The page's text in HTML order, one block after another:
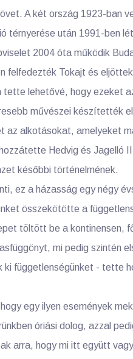
A két ország 1923-ban
térnyerése után 1991-ben
2004 óta működik
felfedezték Tokajt és
tette lehetővé, hogy ezeket
művészei készítették
az alkotásokat, amelyeket
Hedvig és Jagelló
későbbi történelmének.
ez a házasság egy négy
összekötötte a
töltött be a kontinensen,
mi pedig szintén
függetlenségünket - tette
egy ilyen események
óriási dolog, azzal
arra, hogy mi itt együtt